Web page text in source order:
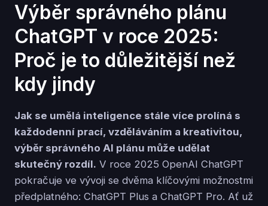
Výběr správného plánu
ChatGPT v roce 2025:
Proč je to důležitější než
kdy jindy
Jak se umělá inteligence stále více prolíná s
každodenní prací, vzděláváním a kreativitou,
výběr správného AI plánu může udělat
skutečný rozdíl. V roce 2025 OpenAI ChatGPT
pokračuje ve vývoji se dvěma klíčovými možnostmi
předplatného: ChatGPT Plus a ChatGPT Pro. Ať už